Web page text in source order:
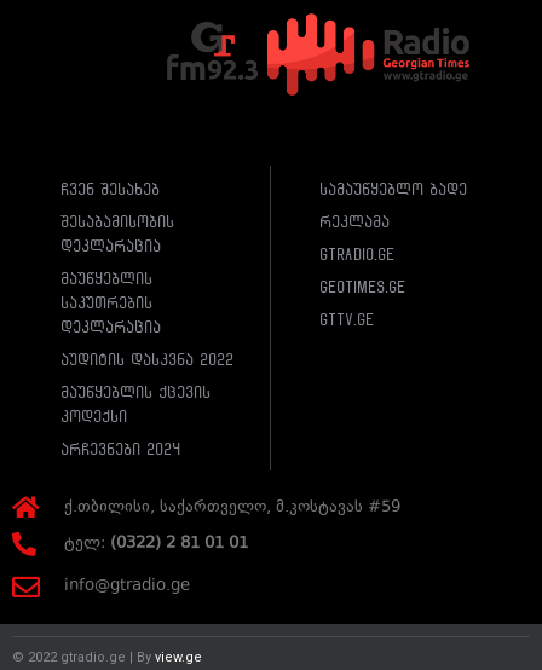
ჩვენ შესახებ
შესაბამისობის
დეკლარაცია
მაუწყებლის
საკუთრების
დეკლარაცია
აუდიტის დასკვნა 2022
მაუწყებლის ქცევის
კოდექსი
არჩევნები 2024
სამაუწყებლო ბადე
რეკლამა
gtradio.ge
geotimes.ge
gttv.ge
ქ.თბილისი, საქართველო, მ.კოსტავას #59
ტელ: (0322) 2 81 01 01
info@gtradio.ge
© 2022 gtradio.ge | By view.ge